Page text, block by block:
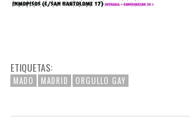
ETIQUETAS:
MADO MADRID ORGULLO GAY